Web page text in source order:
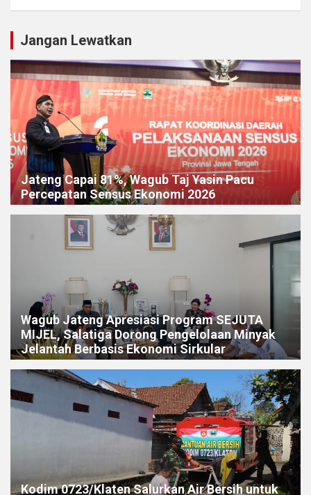
Jangan Lewatkan
Jateng Capai 81%, Wagub Taj Yasin Pacu
Percepatan Sensus Ekonomi 2026
Wagub Jateng Apresiasi Program SEJUTA
MIJEL, Salatiga Dorong Pengelolaan Minyak
Jelantah Berbasis Ekonomi Sirkular
Kodim 0723/Klaten Salurkan Air Bersih untuk